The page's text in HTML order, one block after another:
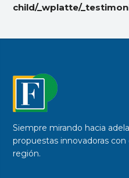
child/_wplatte/
Siempre mirando hacia
propuestas innovadoras
región.